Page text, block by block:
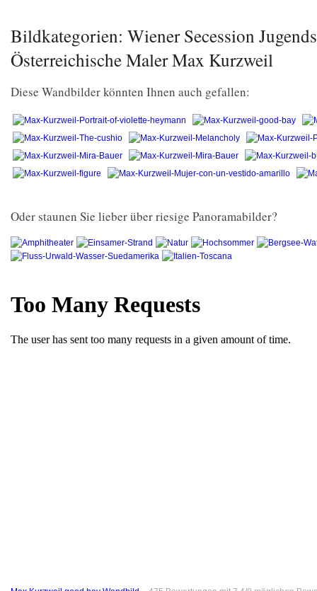
Bildkategorien: Wiener Secession
Österreichische Maler Max Kurzweil
Diese Wandbilder könnten Ihnen auch gefallen:
Oder staunen Sie lieber über riesige Panoramabilder?